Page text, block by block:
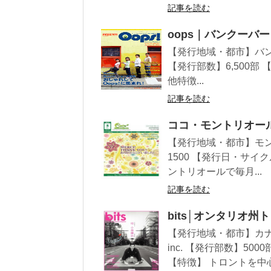
記事を読む
oops｜バンクーバ
【発行地域・都市】
【発行部数】6,500部
他特徴...
記事を読む
ココ・モントリオー
【発行地域・都市】
1500 【発行日・サイ
ントリオールで毎月...
記事を読む
bits│オンタリオ州
【発行地域・都市】
inc. 【発行部数】5000
【特徴】 トロントを中